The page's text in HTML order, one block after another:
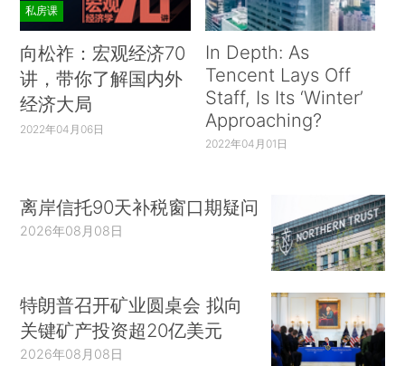
私房课
向松祚：宏观经济70
讲，带你了解国内外
经济大局
2022年04月06日
In Depth: As
Tencent Lays Off
Staff, Is Its ‘Winter’
Approaching?
2022年04月01日
离岸信托90天补税窗口期疑问
2026年08月08日
特朗普召开矿业圆桌会 拟向
关键矿产投资超20亿美元
2026年08月08日